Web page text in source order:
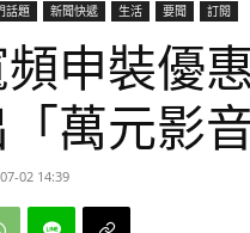
話題 新聞快遞 生活 要聞 訂閱
申裝優
萬元影
02 14:39